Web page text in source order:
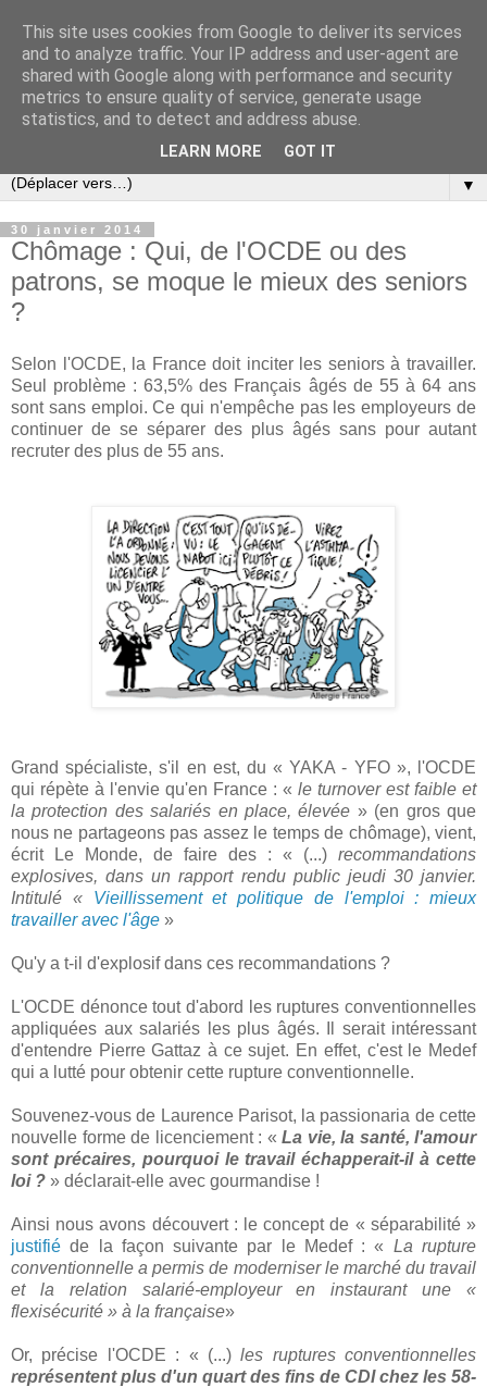
Slovar les Nouvelles
Blog citoyen d'informations, de décryptages et de
commentaires depuis 2005
▼
30 janvier 2014
Chômage : Qui, de l'OCDE ou des
patrons, se moque le mieux des seniors
?
Selon l'OCDE, la France doit inciter les seniors à travailler.
Seul problème : 63,5% des Français âgés de 55 à 64 ans
sont sans emploi. Ce qui n'empêche pas les employeurs de
continuer de se séparer des plus âgés sans pour autant
recruter des plus de 55 ans.
Grand spécialiste, s'il en est, du « YAKA - YFO », l'OCDE
qui répète à l'envie qu'en France : « le turnover est faible et
la protection des salariés en place, élevée » (en gros que
nous ne partageons pas assez le temps de chômage), vient,
écrit Le Monde, de faire des : « (...) recommandations
explosives, dans un rapport rendu public jeudi 30 janvier.
Intitulé « Vieillissement et politique de l'emploi : mieux
travailler avec l'âge »
Qu'y a t-il d'explosif dans ces recommandations ?
L'OCDE dénonce tout d'abord les ruptures conventionnelles
appliquées aux salariés les plus âgés. Il serait intéressant
d'entendre Pierre Gattaz à ce sujet. En effet, c'est le Medef
qui a lutté pour obtenir cette rupture conventionnelle.
Souvenez-vous de Laurence Parisot, la passionaria de cette
nouvelle forme de licenciement : « La vie, la santé, l'amour
sont précaires, pourquoi le travail échapperait-il à cette
loi ? » déclarait-elle avec gourmandise !
Ainsi nous avons découvert : le concept de « séparabilité »
justifié de la façon suivante par le Medef : « La rupture
conventionnelle a permis de moderniser le marché du travail
et la relation salarié-employeur en instaurant une «
flexisécurité » à la française»
Or, précise l'OCDE : « (...)les ruptures conventionnelles
représentent plus d'un quart des fins de CDI chez les 58-
This site uses cookies from Google to deliver its services
and to analyze traffic. Your IP address and user-agent are
shared with Google along with performance and security
metrics to ensure quality of service, generate usage
statistics, and to detect and address abuse.
LEARN MORE GOT IT